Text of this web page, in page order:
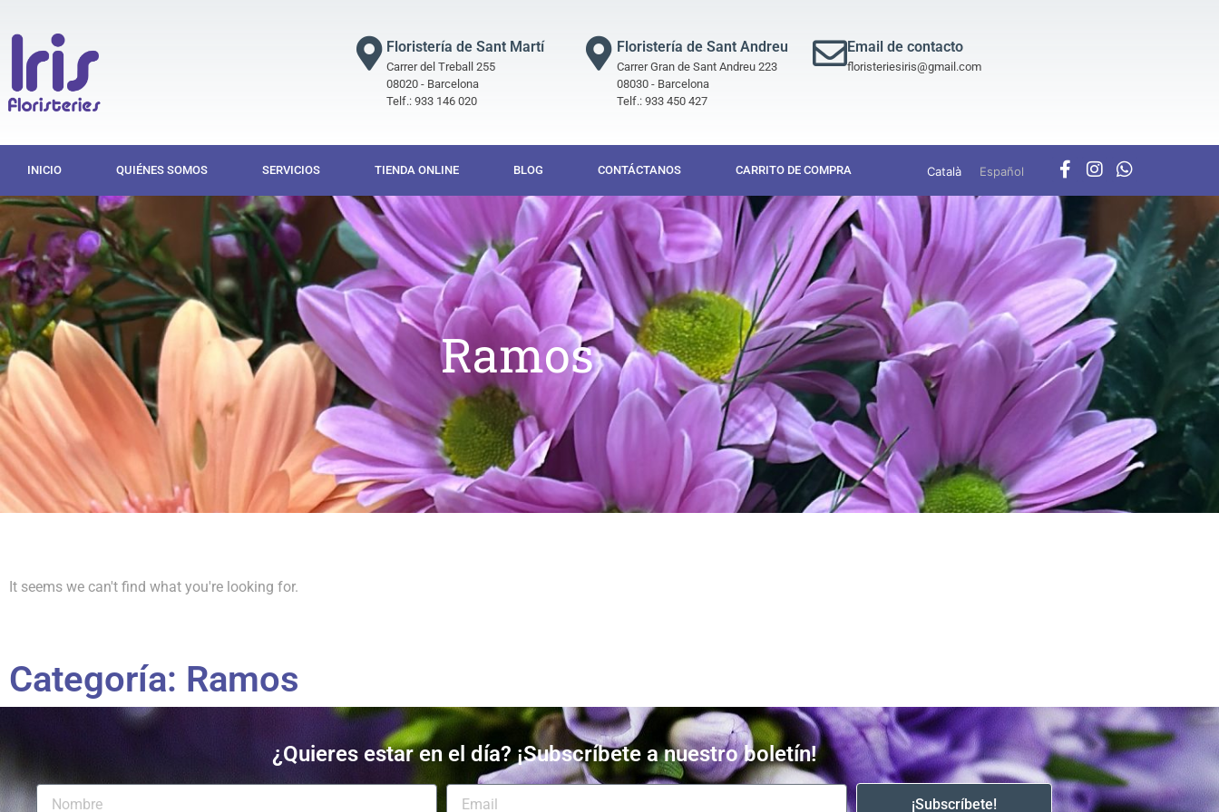
Floristería de Sant Martí
Carrer del Treball 255
08020 - Barcelona
Telf.: 933 146 020
Floristería de Sant Andreu
Carrer Gran de Sant Andreu 223
08030 - Barcelona
Telf.: 933 450 427
Email de contacto
floristeriesiris@gmail.com
INICIO QUIÉNES SOMOS SERVICIOS TIENDA ONLINE BLOG CONTÁCTANOS CARRITO DE COMPRA Català Español
Ramos
It seems we can't find what you're looking for.
Categoría: Ramos
¿Quieres estar en el día? ¡Subscríbete a nuestro boletín!
¡Subscríbete!